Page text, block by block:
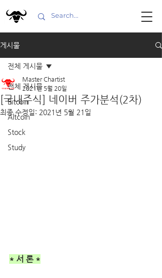
게시물
전체 게시물
Bitcoin
Altcoin
Stock
Study
전체 게시물
[국내주식] 네이버 주가분석(2차)
Master Chartist
2021년 5월 20일
최종 수정일: 2021년 5월 21일
* 서 론 *